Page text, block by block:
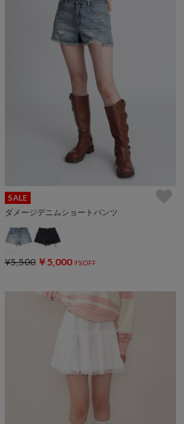
SALE
ダメージデニムショートパンツ
¥5,500 ￥5,000 9%OFF